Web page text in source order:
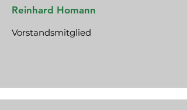
Reinhard Homann
Vorstandsmitglied